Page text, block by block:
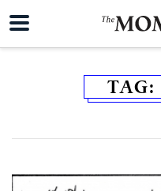
TAG: